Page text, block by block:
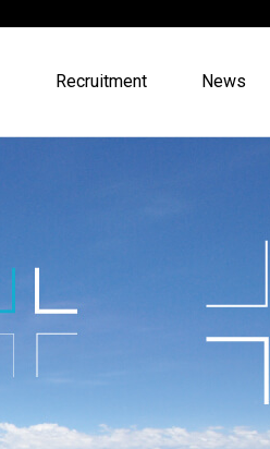
Recruitment News